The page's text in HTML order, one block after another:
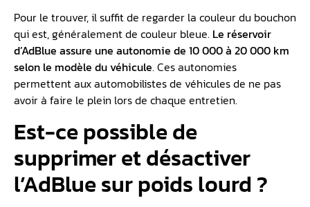
Pour le trouver, il suffit de regarder la couleur du bouchon
qui est, généralement de couleur bleue. Le réservoir
d’AdBlue assure une autonomie de 10 000 à 20 000 km
selon le modèle du véhicule. Ces autonomies
permettent aux automobilistes de véhicules de ne pas
avoir à faire le plein lors de chaque entretien.
Est-ce possible de
supprimer et désactiver
l’AdBlue sur poids lourd ?